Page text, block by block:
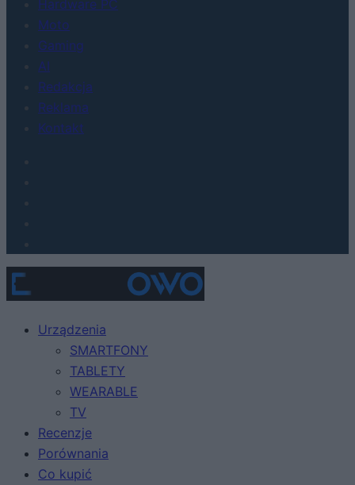
Hardware PC
Moto
Gaming
AI
Redakcja
Reklama
Kontakt
Urządzenia
SMARTFONY
TABLETY
WEARABLE
TV
Recenzje
Porównania
Co kupić